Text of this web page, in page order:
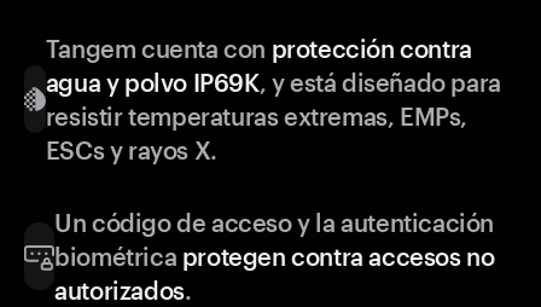
Tangem cuenta con protección contra
agua y polvo IP69K, y está diseñado para
resistir temperaturas extremas, EMPs,
ESCs y rayos X.
Un código de acceso y la autenticación
biométrica protegen contra accesos no
autorizados.